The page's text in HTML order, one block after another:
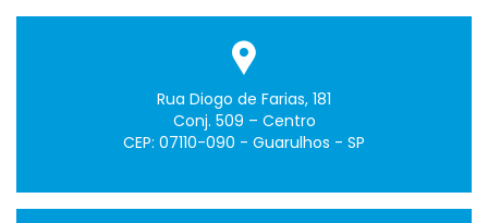
Rua Diogo de Farias, 181
Conj. 509 – Centro
CEP: 07110-090 - Guarulhos - SP